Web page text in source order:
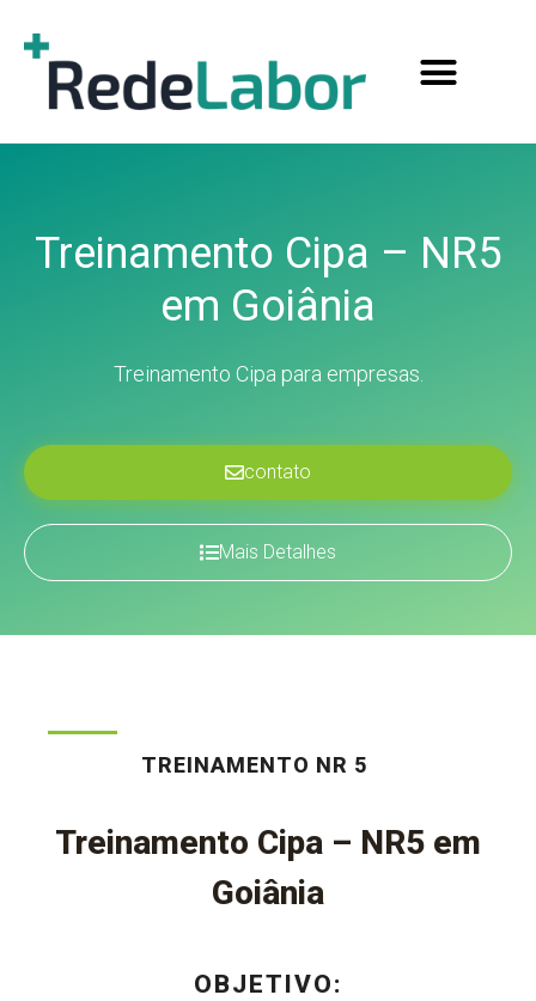
Treinamento Cipa – NR5
em Goiânia
Treinamento Cipa para empresas.
contato
Mais Detalhes
TREINAMENTO NR 5
Treinamento Cipa – NR5 em
Goiânia
OBJETIVO: